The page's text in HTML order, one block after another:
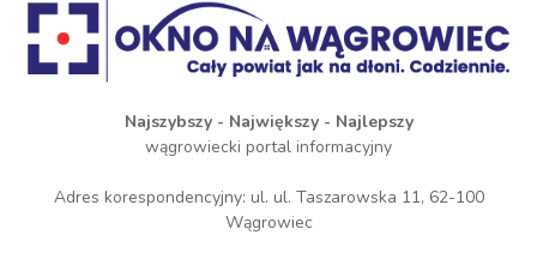
Najszybszy - Największy - Najlepszy
wągrowiecki portal informacyjny
Adres korespondencyjny: ul. ul. Taszarowska 11, 62-100
Wągrowiec